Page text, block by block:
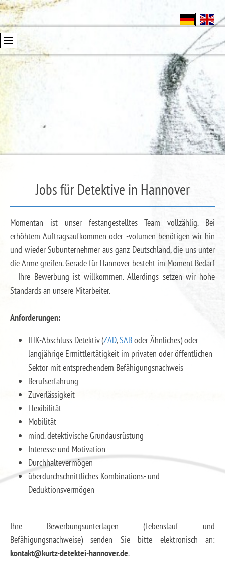
Jobs für Detektive in Hannover
Momentan ist unser festangestelltes Team vollzählig. Bei
erhöhtem Auftragsaufkommen oder -volumen benötigen wir hin
und wieder Subunternehmer aus ganz Deutschland, die uns unter
die Arme greifen. Gerade für Hannover besteht im Moment Bedarf
– Ihre Bewerbung ist willkommen. Allerdings setzen wir hohe
Standards an unsere Mitarbeiter.
Anforderungen:
IHK-Abschluss Detektiv (ZAD,SABoder Ähnliches) oder
langjährige Ermittlertätigkeit im privaten oder öffentlichen
Sektor mit entsprechendem Befähigungsnachweis
Berufserfahrung
Zuverlässigkeit
Flexibilität
Mobilität
mind. detektivische Grundausrüstung
Interesse und Motivation
Durchhaltevermögen
überdurchschnittliches Kombinations- und
Deduktionsvermögen
Ihre Bewerbungsunterlagen (Lebenslauf und
Befähigungsnachweise) senden Sie bitte elektronisch an:
kontakt@kurtz-detektei-hannover.de.